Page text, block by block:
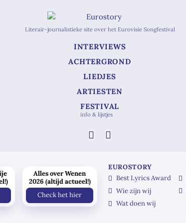
Literair-journalistieke site over het Eurovisie Songfestival
INTERVIEWS
ACHTERGROND
LIEDJES
ARTIESTEN
FESTIVAL
info & lijstjes
Alles over Wenen
2026 (altijd actueel!)
Check het hier
EUROSTORY
Best Lyrics Award
Wie zijn wij
Wat doen wij